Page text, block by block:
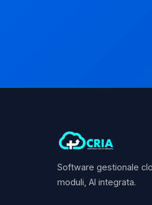
Software gestionale
moduli, AI integrata.